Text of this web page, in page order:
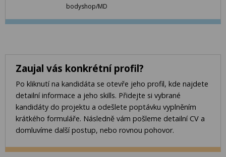
bodyshop/MD
Zaujal vás konkrétní profil?
Po kliknutí na kandidáta se otevře jeho profil, kde najdete
detailní informace a jeho skills. Přidejte si vybrané
kandidáty do projektu a odešlete poptávku vyplněním
krátkého formuláře. Následně vám pošleme detailní CV a
domluvíme další postup, nebo rovnou pohovor.